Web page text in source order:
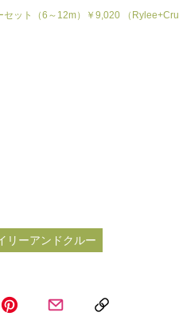
ット（6～12m）￥9,020 （Rylee+Cru
リーアンドクルー